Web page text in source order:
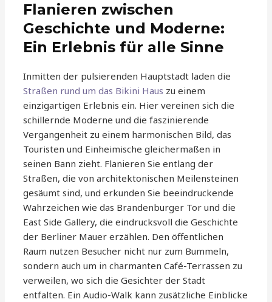
Flanieren zwischen
Geschichte und Moderne:
Ein Erlebnis für alle Sinne
Inmitten der pulsierenden Hauptstadt laden die
Straßen rund um das Bikini Haus zu einem
einzigartigen Erlebnis ein. Hier vereinen sich die
schillernde Moderne und die faszinierende
Vergangenheit zu einem harmonischen Bild, das
Touristen und Einheimische gleichermaßen in
seinen Bann zieht. Flanieren Sie entlang der
Straßen, die von architektonischen Meilensteinen
gesäumt sind, und erkunden Sie beeindruckende
Wahrzeichen wie das Brandenburger Tor und die
East Side Gallery, die eindrucksvoll die Geschichte
der Berliner Mauer erzählen. Den öffentlichen
Raum nutzen Besucher nicht nur zum Bummeln,
sondern auch um in charmanten Café-Terrassen zu
verweilen, wo sich die Gesichter der Stadt
entfalten. Ein Audio-Walk kann zusätzliche Einblicke